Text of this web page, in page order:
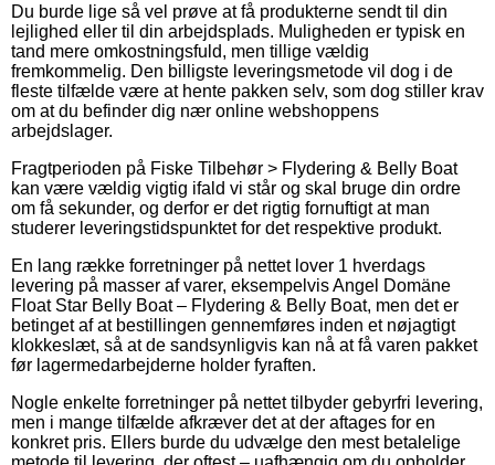
Du burde lige så vel prøve at få produkterne sendt til din
lejlighed eller til din arbejdsplads. Muligheden er typisk en
tand mere omkostningsfuld, men tillige vældig
fremkommelig. Den billigste leveringsmetode vil dog i de
fleste tilfælde være at hente pakken selv, som dog stiller krav
om at du befinder dig nær online webshoppens
arbejdslager.
Fragtperioden på Fiske Tilbehør > Flydering & Belly Boat
kan være vældig vigtig ifald vi står og skal bruge din ordre
om få sekunder, og derfor er det rigtig fornuftigt at man
studerer leveringstidspunktet for det respektive produkt.
En lang række forretninger på nettet lover 1 hverdags
levering på masser af varer, eksempelvis Angel Domäne
Float Star Belly Boat – Flydering & Belly Boat, men det er
betinget af at bestillingen gennemføres inden et nøjagtigt
klokkeslæt, så at de sandsynligvis kan nå at få varen pakket
før lagermedarbejderne holder fyraften.
Nogle enkelte forretninger på nettet tilbyder gebyrfri levering,
men i mange tilfælde afkræver det at der aftages for en
konkret pris. Ellers burde du udvælge den mest betalelige